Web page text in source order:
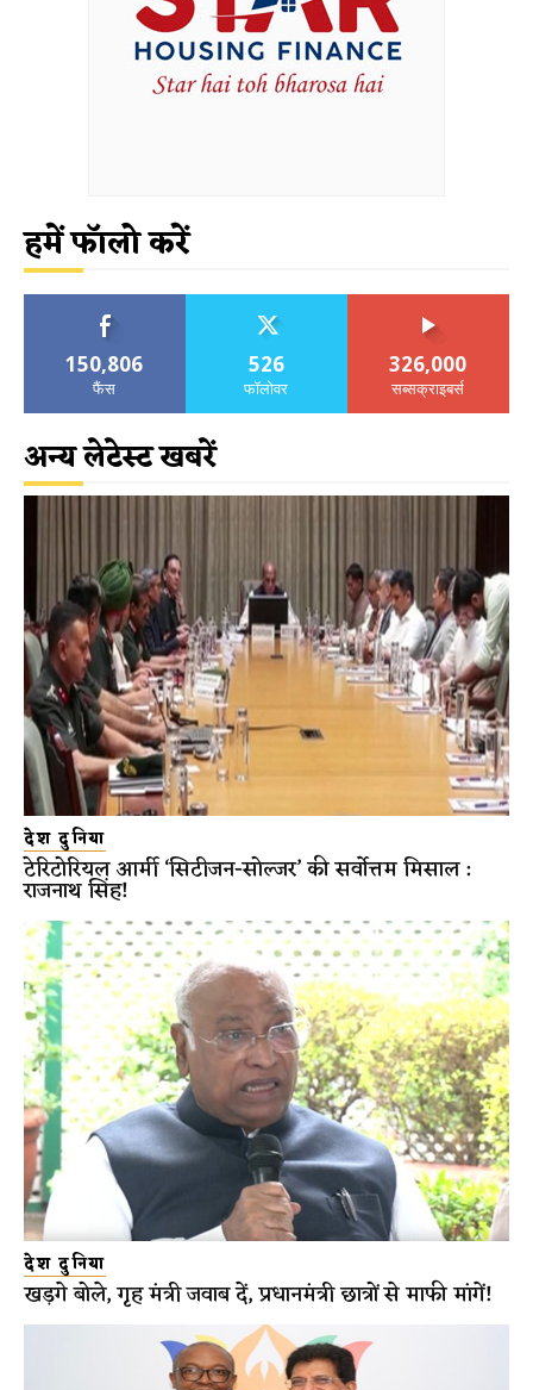
हमें फॉलो करें
150,806
फैंस
526
फॉलोवर
326,000
सब्सक्राइबर्स
अन्य लेटेस्ट खबरें
देश दुनिया
टेरिटोरियल आर्मी ‘सिटीजन-सोल्जर’ की सर्वोत्तम मिसाल :
राजनाथ सिंह!
देश दुनिया
खड़गे बोले, गृह मंत्री जवाब दें, प्रधानमंत्री छात्रों से माफी मांगें!